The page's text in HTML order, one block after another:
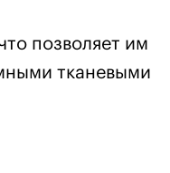
позволяет им
тканевыми